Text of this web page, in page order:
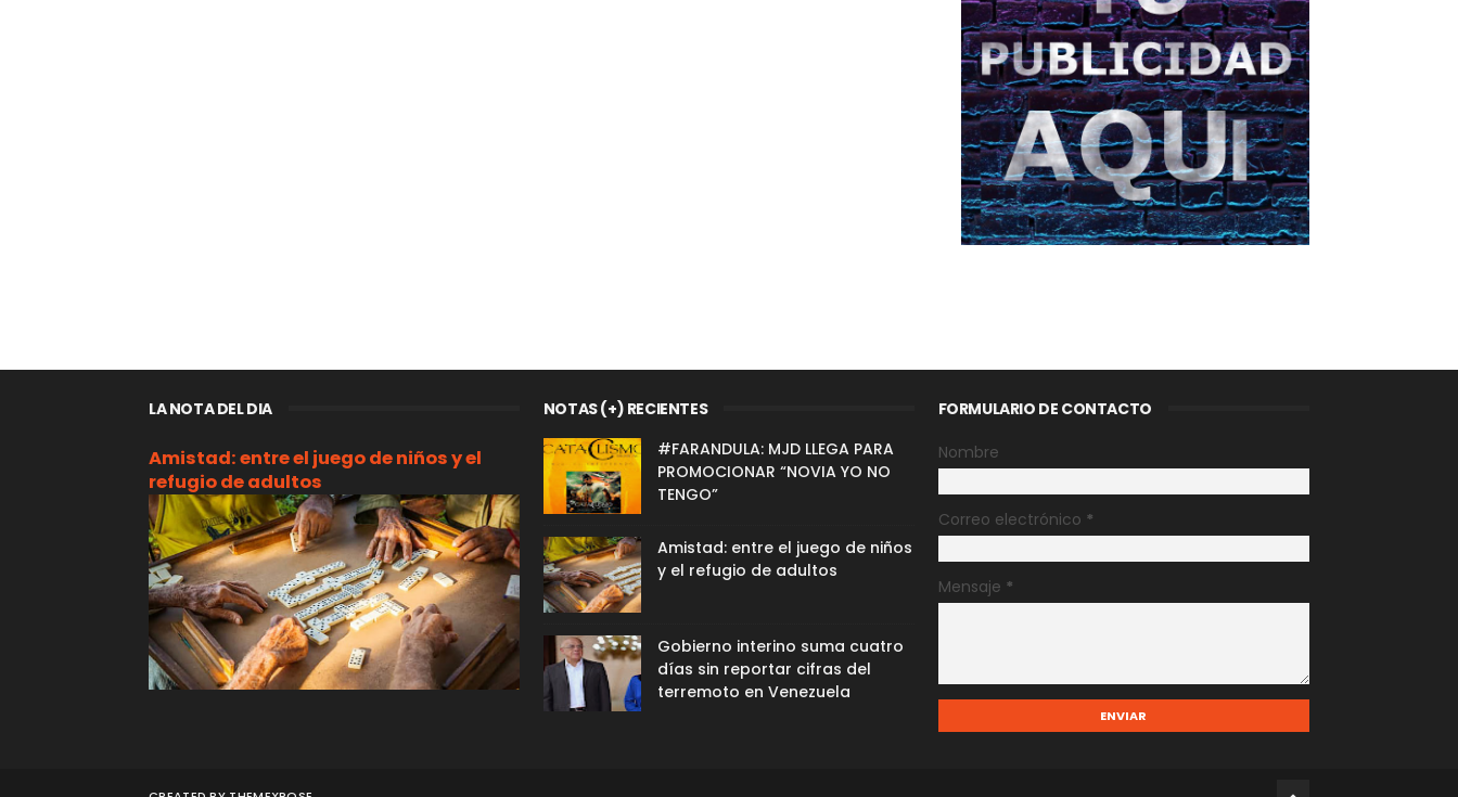
LA NOTA DEL DIA
Amistad: entre el juego de niños y el
refugio de adultos
NOTAS (+) RECIENTES
#FARANDULA: MJD LLEGA PARA
PROMOCIONAR “NOVIA YO NO
TENGO”
Amistad: entre el juego de niños
y el refugio de adultos
Gobierno interino suma cuatro
días sin reportar cifras del
terremoto en Venezuela
FORMULARIO DE CONTACTO
Nombre
Correo electrónico *
Mensaje *